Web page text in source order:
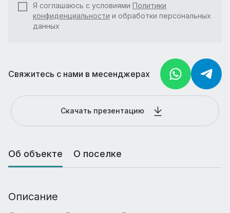
Я соглашаюсь с условиями Политики
конфиденциальности и обработки персональных
данных
Свяжитесь с нами в месенджерах
Скачать презентацию
Об объекте О поселке
Описание